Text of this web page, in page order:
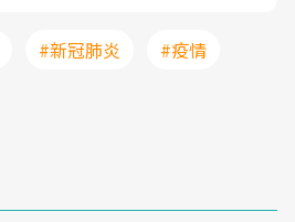
#新冠肺炎
#疫情